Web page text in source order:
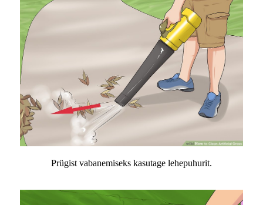
Prügist vabanemiseks kasutage lehepuhurit.